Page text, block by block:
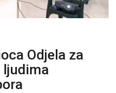
Odjela za